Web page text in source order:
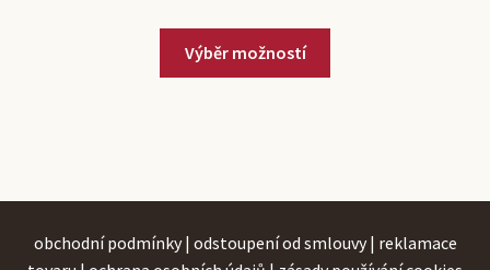
Výběr možností
lze
vybrat
obchodní podmínky | odstoupení od smlouvy | reklamace